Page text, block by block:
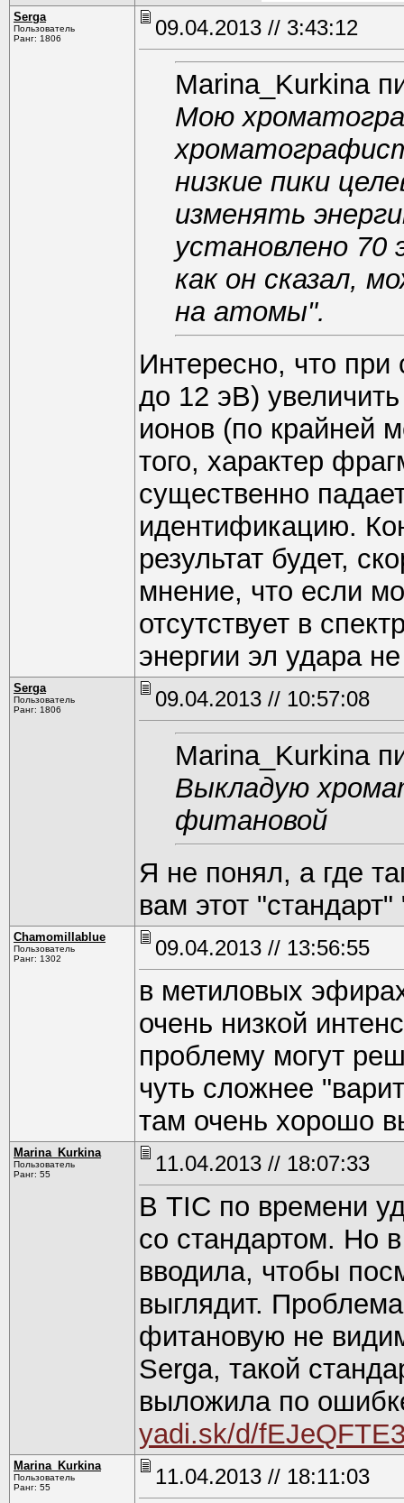
Serga
Пользователь
Ранг: 1806
09.04.2013 // 3:43:12
Marina_Kurkina
Мою
низкие пики
изменять
установлено 70
как он сказал,
на атомы".
Интересно, что при
до 12 эВ)
ионов (по крайней
того, характер
существенно
идентификацию.
результат будет,
мнение, что если
отсутствует в
энергии эл удара
Serga
Пользователь
Ранг: 1806
09.04.2013 // 10:57:08
Marina_Kurkina
Выкладую
фитановой
Я не понял, а где
вам этот
Chamomillablue
Пользователь
Ранг: 1302
09.04.2013 // 13:56:55
в метиловых
очень низкой
проблему могут
чуть сложнее
там очень хорошо
Marina_Kurkina
Пользователь
Ранг: 55
11.04.2013 // 18:07:33
В TIC по времени
со стандартом. Но
вводила, чтобы
выглядит.
фитановую не
Serga, такой
выложила по
yadi.sk/d/
Marina_Kurkina
Пользователь
Ранг: 55
11.04.2013 // 18:11:03